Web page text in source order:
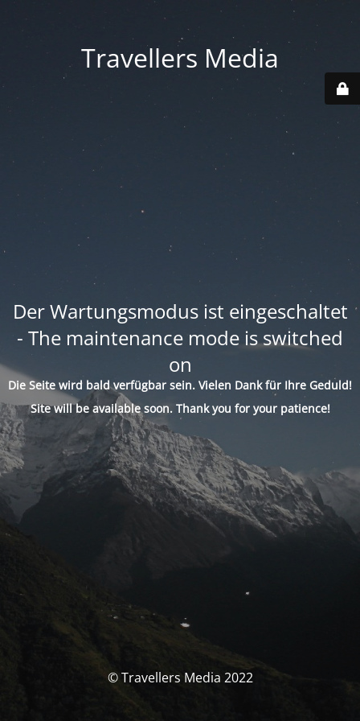
Travellers Media
Der Wartungsmodus ist eingeschaltet
- The maintenance mode is switched
on
Die Seite wird bald verfügbar sein. Vielen Dank für Ihre Geduld!
Site will be available soon. Thank you for your patience!
© Travellers Media 2022